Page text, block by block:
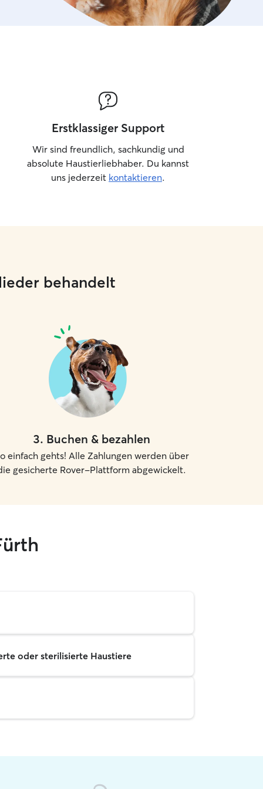
Erstklassiger Support
Wir sind freundlich, sachkundig und
absolute Haustierliebhaber. Du kannst
uns jederzeit kontaktieren.
behandelt
3. Buchen & bezahlen
einfach gehts! Alle Zahlungen werden über
gesicherte Rover-Plattform abgewickelt.
oder sterilisierte Haustiere